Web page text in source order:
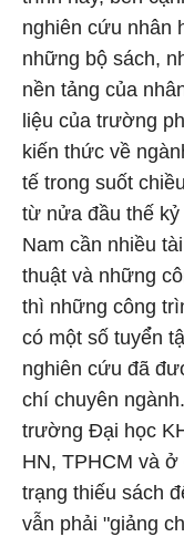
nghiên cứu nhân
những bộ sách,
nền tảng của
liệu của trường
kiến thức về
tế trong suốt
từ nửa đầu thế kỷ
Nam cần nhiều
thuật và những
thì những công
có một số tuyể̉n
nghiên cứu đã
chí chuyên
trường Đại học
HN, TPHCM và
trạng thiếu sách
vẫn phải "giảng